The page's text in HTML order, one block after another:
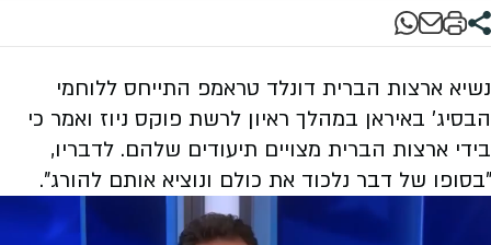
נשיא ארצות הברית דונלד טראמפ התייחס ללוחמי
הבסיג' באיראן במהלך ראיון לרשת פוקס ניוז ואמר כי
בידי ארצות הברית מצויים תיעודים שלהם. לדבריו,
"בסופו של דבר נלכוד את כולם ונוציא אותם להורג".